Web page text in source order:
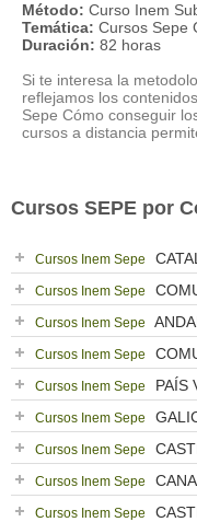
Método: Curso Inem
Temática: Cursos Sepe
Duración: 82 horas
Si te interesa la
reflejamos los
Sepe Cómo conseguir
cursos a distancia
Cursos SEPE por
Cursos Inem Sepe
Cursos Inem Sepe
Cursos Inem Sepe
Cursos Inem Sepe
Cursos Inem Sepe PAÍS
Cursos Inem Sepe
Cursos Inem Sepe
Cursos Inem Sepe
Cursos Inem Sepe